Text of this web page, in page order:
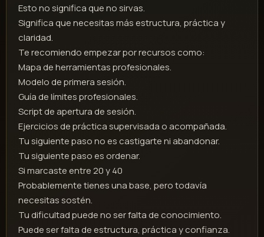
Esto no significa que no sirvas.
Significa que necesitas más estructura, práctica y
claridad.
Te recomiendo empezar por recursos como:
Mapa de herramientas profesionales.
Modelo de primera sesión.
Guía de límites profesionales.
Script de apertura de sesión.
Ejercicios de práctica supervisada o acompañada.
Tu siguiente paso no es castigarte ni abandonar.
Tu siguiente paso es ordenar.
Si marcaste entre 20 y 40
Probablemente tienes una base, pero todavía
necesitas sostén.
Tu dificultad puede no ser falta de conocimiento.
Puede ser falta de estructura, práctica y confianza.